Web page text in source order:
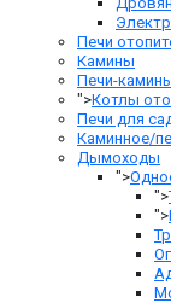
Печи
Камины
Печи-
">Котлы
Печи для
Каминное/
Дымоходы
">
">
">